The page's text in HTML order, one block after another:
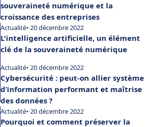
souveraineté numérique et la
croissance des entreprises
Actualité• 20 décembre 2022
L'intelligence artificielle, un élément
clé de la souveraineté numérique
Actualité• 20 décembre 2022
Cybersécurité : peut-on allier système
d’information performant et maîtrise
des données ?
Actualité• 20 décembre 2022
Pourquoi et comment préserver la